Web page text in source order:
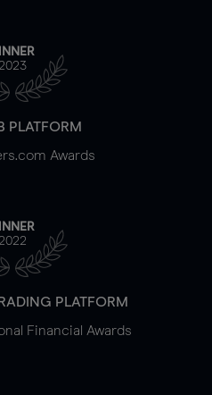
PLATFORM
Awards
PLATFORM
Financial Awards